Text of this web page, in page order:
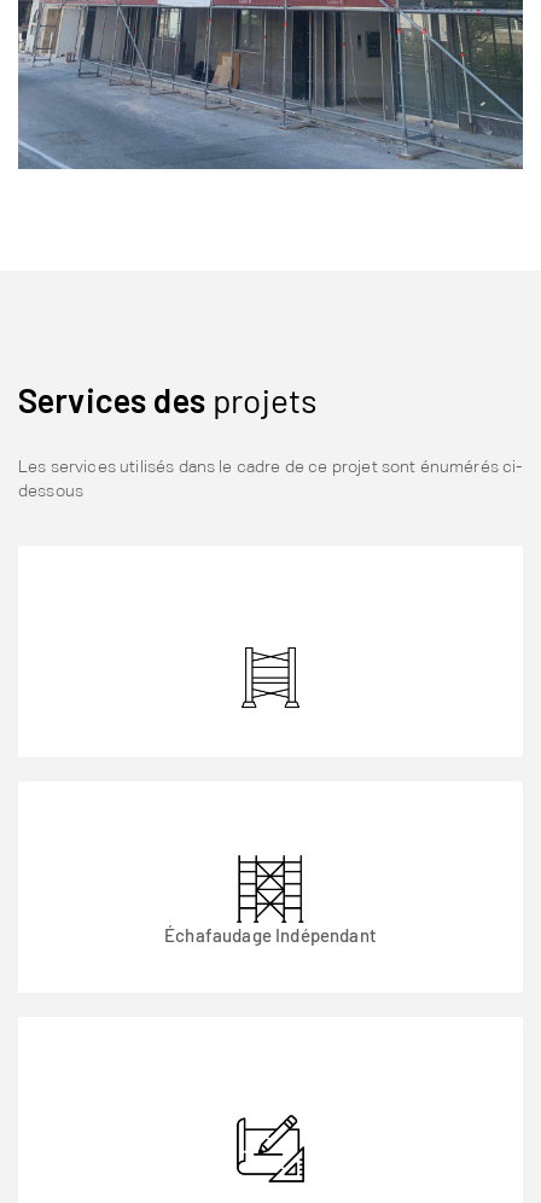
Services desprojets
Les services utilisés dans le cadre de ce projet sont énumérés ci-
dessous
Échafaudage Indépendant